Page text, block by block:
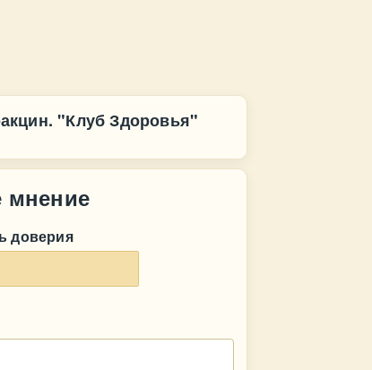
"Клуб Здоровья"
мнение
доверия